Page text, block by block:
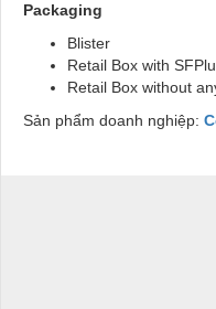
Packaging
Blister
Retail Box with
Retail Box without
Sản phẩm doanh nghiệp: